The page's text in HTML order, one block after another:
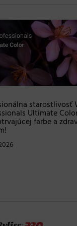
súťaž –
s produktmi od
značky